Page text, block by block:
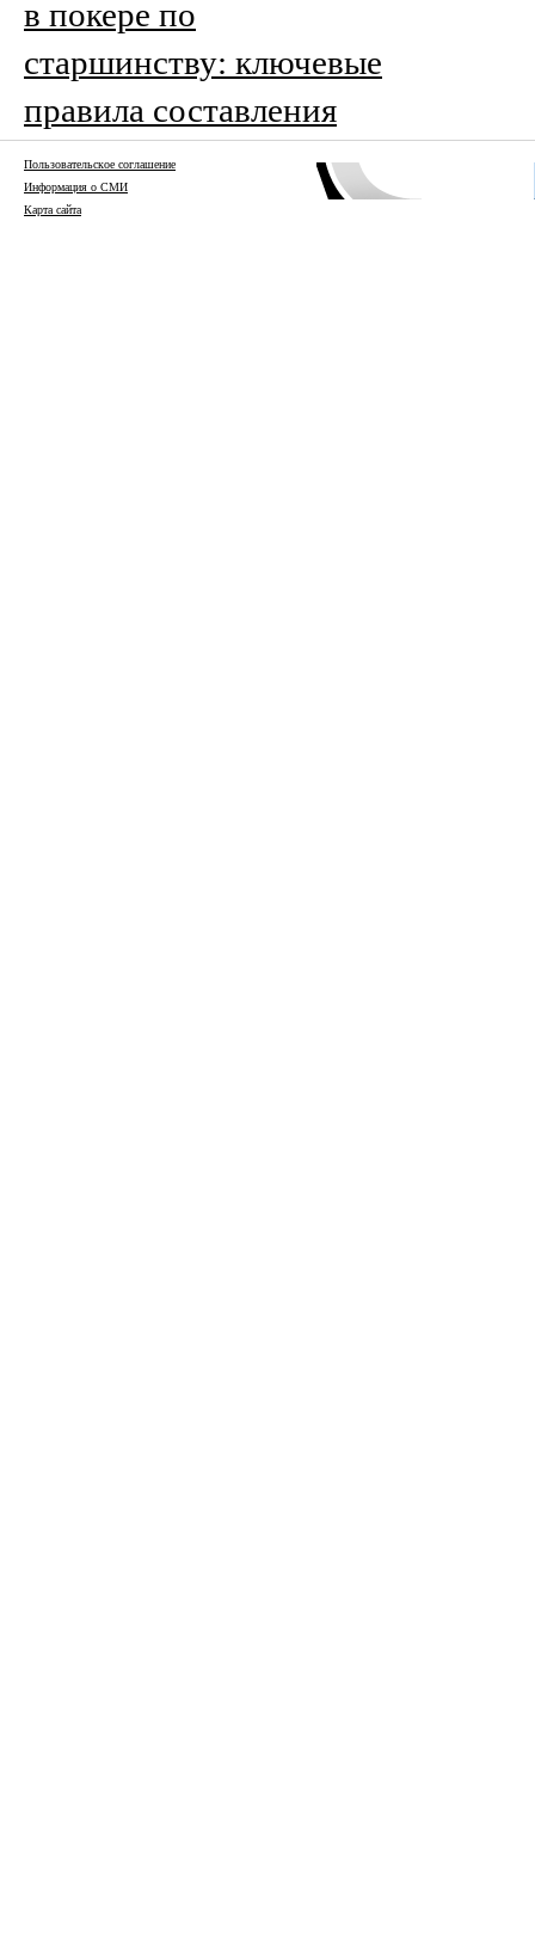
в покере по
старшинству: ключевые
правила составления
Пользовательское соглашение
Информация о СМИ
Карта сайта